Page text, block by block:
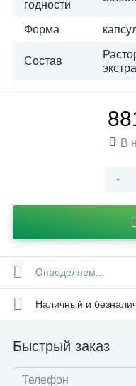
годности
Форма
Состав
В
-
Определяем...
Наличный и
Быстрый заказ